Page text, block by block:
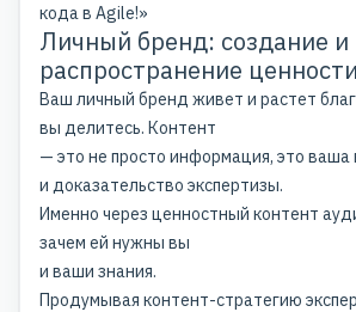
кода в Agile!»
Личный бренд: создание и
распространение ценности
Ваш личный бренд живет и растет
вы делитесь. Контент
— это не просто информация, это
и доказательство экспертизы.
Именно через ценностный контент
зачем ей нужны вы
и ваши знания.
Продумывая контент-стратегию